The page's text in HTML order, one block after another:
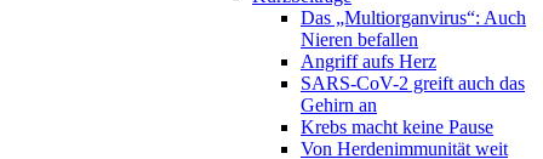
Das „Multiorganvirus“: Auch
Nieren befallen
Angriff aufs Herz
SARS-CoV-2 greift auch das
Gehirn an
Krebs macht keine Pause
Von Herdenimmunität weit